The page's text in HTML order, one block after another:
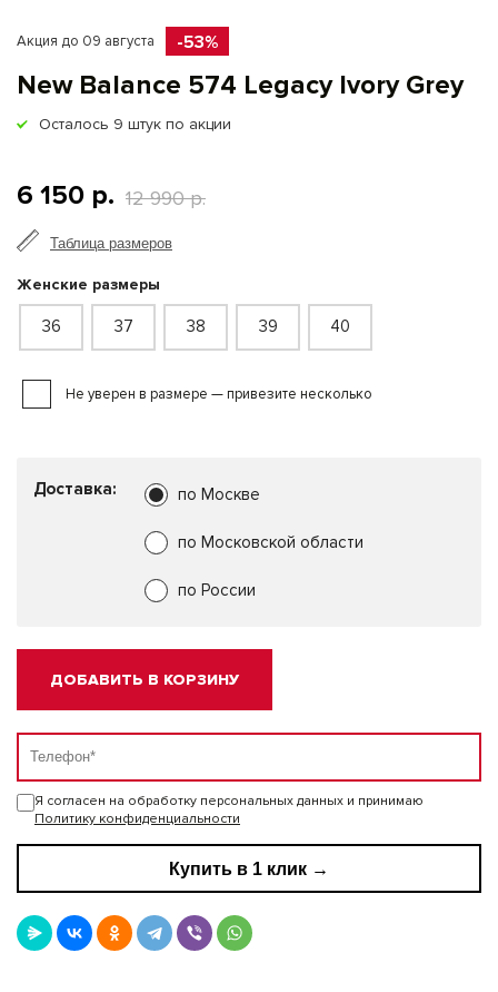
Акция до 09 августа -53%
New Balance 574 Legacy Ivory Grey
Осталось 9 штук по акции
6 150 р. 12 990 р.
Таблица размеров
Женские размеры
36 37 38 39 40
Не уверен в размере — привезите несколько
Доставка: по Москве
по Московской области
по России
ДОБАВИТЬ В КОРЗИНУ
Я согласен на обработку персональных данных и принимаю
Политику конфиденциальности
Купить в 1 клик →